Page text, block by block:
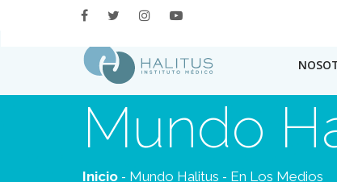
Mundo
Inicio - Mundo Halitus - En Los Medios